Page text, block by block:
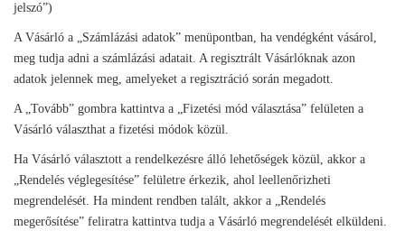
jelszó”)
A Vásárló a „Számlázási adatok” menüpontban, ha vendégként vásárol,
meg tudja adni a számlázási adatait. A regisztrált Vásárlóknak azon
adatok jelennek meg, amelyeket a regisztráció során megadott.
A „Tovább” gombra kattintva a „Fizetési mód választása” felületen a
Vásárló választhat a fizetési módok közül.
Ha Vásárló választott a rendelkezésre álló lehetőségek közül, akkor a
„Rendelés véglegesítése” felületre érkezik, ahol leellenőrizheti
megrendelését. Ha mindent rendben talált, akkor a „Rendelés
megerősítése” feliratra kattintva tudja a Vásárló megrendelését elküldeni.